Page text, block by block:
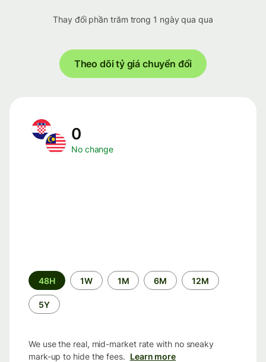
Thay đổi phần trăm trong 1 ngày qua qua
Theo dõi tỷ giá chuyển đổi
0
No change
Time
period
48H 1W 1M 6M 12M
5Y
We use the real, mid-market rate with no sneaky
mark-up to hide the fees. Learn more